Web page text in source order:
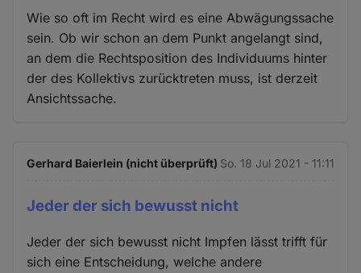
Wie so oft im Recht wird es eine Abwägungssache
sein. Ob wir schon an dem Punkt angelangt sind,
an dem die Rechtsposition des Individuums hinter
der des Kollektivs zurücktreten muss, ist derzeit
Ansichtssache.
Gerhard Baierlein (nicht überprüft) So. 18 Jul 2021 - 11:11
Jeder der sich bewusst nicht
Jeder der sich bewusst nicht Impfen lässt trifft für
sich eine Entscheidung, welche andere